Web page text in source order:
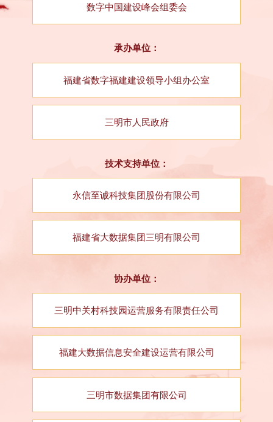
数字中国建设峰会组委会
承办单位：
福建省数字福建建设领导小组办公室
三明市人民政府
技术支持单位：
永信至诚科技集团股份有限公司
福建省大数据集团三明有限公司
协办单位：
三明中关村科技园运营服务有限责任公司
福建大数据信息安全建设运营有限公司
三明市数据集团有限公司